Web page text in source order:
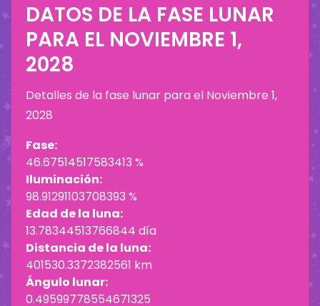
DATOS DE LA FASE LUNAR
PARA EL NOVIEMBRE 1,
2028
Detalles de la fase lunar para el Noviembre 1,
2028
Fase:
46.67514517583413 %
Iluminación:
98.91291103708393 %
Edad de la luna:
13.78344513766844 día
Distancia de la luna:
401530.3372382561 km
Ángulo lunar:
0.49599778554671325